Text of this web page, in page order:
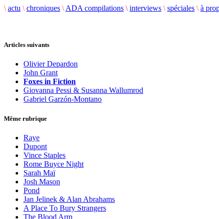
\ actu \ chroniques \ ADA compilations \ interviews \ spéciales \ à
Articles suivants
Olivier Depardon
John Grant
Foxes in Fiction
Giovanna Pessi & Susanna Wallumrod
Gabriel Garzón-Montano
Même rubrique
Raye
Dupont
Vince Staples
Rome Buyce Night
Sarah Maï
Josh Mason
Pond
Jan Jelinek & Alan Abrahams
A Place To Bury Strangers
The Blood Arm